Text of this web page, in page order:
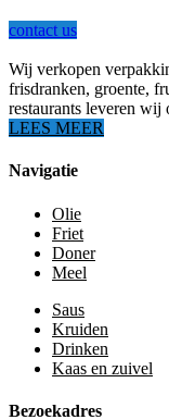
contact us
Wij verkopen
frisdranken, groente,
restaurants leveren wij
LEES MEER
Navigatie
Olie
Friet
Doner
Meel
Saus
Kruiden
Drinken
Kaas en zuivel
Bezoekadres